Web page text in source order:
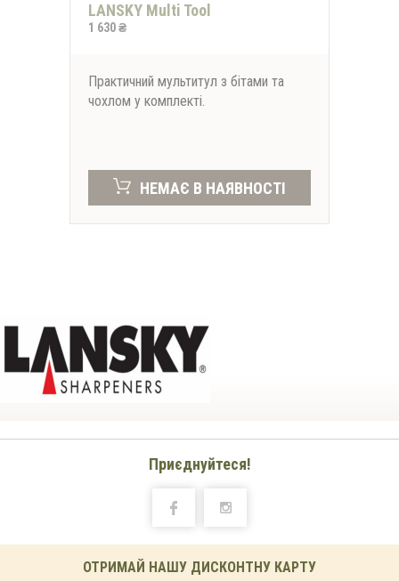
LANSKY Multi Tool
1 630 ₴
Практичний мультитул з бітами та
чохлом у комплекті.
НЕМАЄ В НАЯВНОСТІ
Приєднуйтеся!
ОТРИМАЙ НАШУ ДИСКОНТНУ КАРТУ